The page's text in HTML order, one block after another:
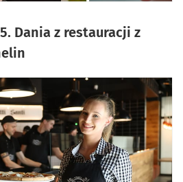
Dania z restauracji z